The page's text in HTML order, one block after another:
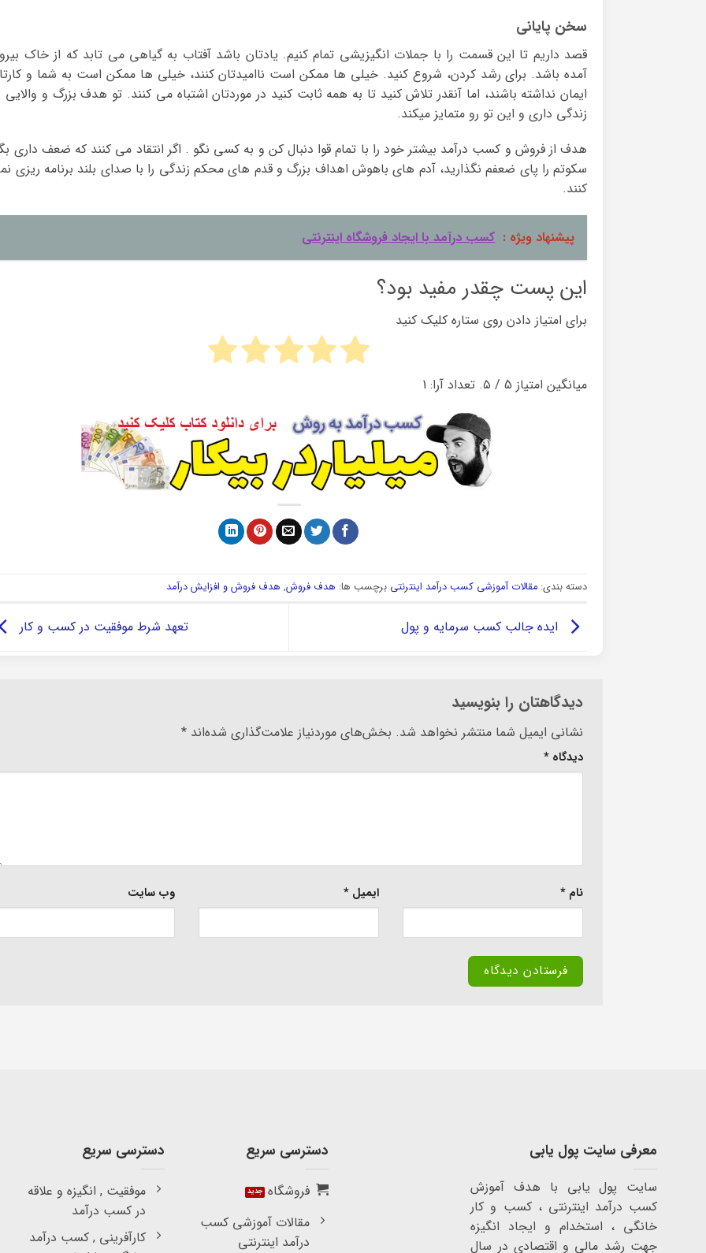
سخن پایانی
قصد داریم تا این قسمت را با جملات انگیزیشی تمام کنیم. یادتان باشد آفتاب به گیاهی می تابد که از خاک
آمده باشد. برای رشد کردن، شروع کنید. خیلی ها ممکن است ناامیدتان کنند، خیلی ها ممکن است به شما و
ایمان نداشته باشند، اما آنقدر تلاش کنید تا به همه ثابت کنید در موردتان اشتباه می کنند. تو هدف بزرگ و والایی
زندگی داری و این تو رو متمایز میکند.
هدف از فروش و کسب درآمد بیشتر خود را با تمام قوا دنبال کن و به کسی نگو . اگر انتقاد می کنند که ضعف داری
سکوتم را پای ضعفم نگذارید، آدم های باهوش اهداف بزرگ و قدم های محکم زندگی را با صدای بلند برنامه ریزی
کنند.
پیشنهاد ویژه : کسب درآمد با ایجاد فروشگاه اینترنتی
این پست چقدر مفید بود؟
برای امتیاز دادن روی ستاره کلیک کنید
میانگین امتیاز 5/ ۵. تعداد آرا: 1
دسته بندی: مقالات آموزشی کسب درآمد اینترنتی برچسب ها: هدف فروش, هدف فروش و افزایش درآمد
ایده جالب کسب سرمایه و پول تعهد شرط موفقیت در کسب و کار
دیدگاهتان را بنویسید
نشانی ایمیل شما منتشر نخواهد شد. بخش‌های موردنیاز علامت‌گذاری شده‌اند *
دیدگاه *
نام * ایمیل * وب‌ سایت
Alternative:
معرفی سایت پول یابی
سایت پول یابی با هدف آموزش
کسب درآمد اینترنتی ، کسب و کار
خانگی ، استخدام و ایجاد انگیزه
جهت رشد مالی و اقتصادی در سال
دسترسی سریع
فروشگاه
مقالات آموزشی کسب
درآمد اینترنتی
دسترسی سریع
موفقیت , انگیزه و علاقه
در کسب درآمد
کارآفرینی , کسب درآمد